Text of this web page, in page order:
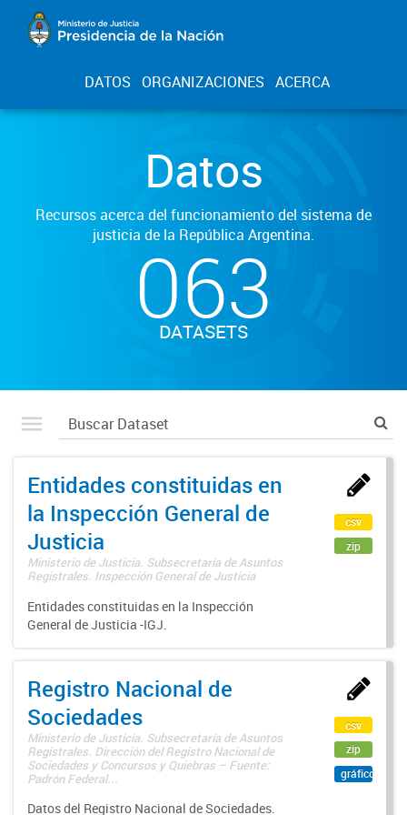
DATOS ORGANIZACIONES ACERCA
Datos
Recursos acerca del funcionamiento del sistema de
justicia de la República Argentina.
063
DATASETS
Entidades constituidas en
la Inspección General de
Justicia
Ministerio de Justicia. Subsecretaría de Asuntos
Registrales. Inspección General de Justicia
Entidades constituidas en la Inspección
General de Justicia -IGJ.
csv
zip
Registro Nacional de
Sociedades
Ministerio de Justicia. Subsecretaría de Asuntos
Registrales. Dirección del Registro Nacional de
Sociedades y Concursos y Quiebras – Fuente:
Padrón Federal...
Datos del Registro Nacional de Sociedades.
csv
zip
gráfico